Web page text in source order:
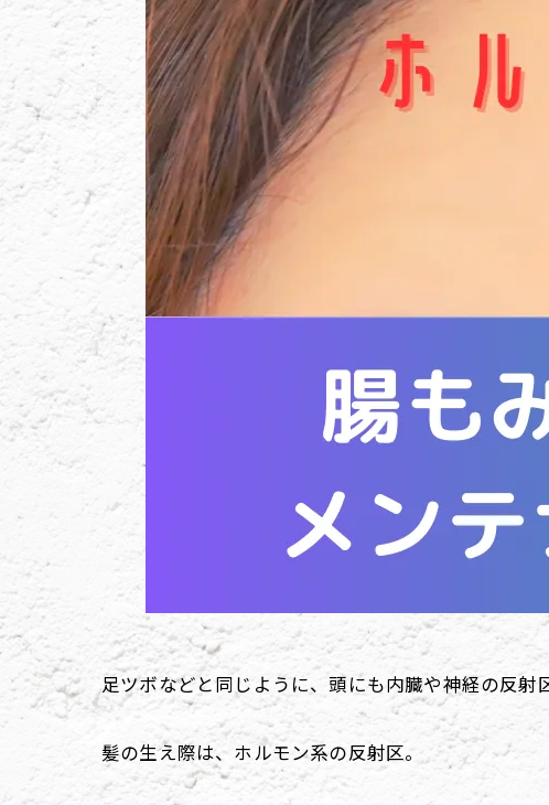
足ツボなどと同じように、頭にも内臓や神経の反射
髪の生え際は、ホルモン系の反射区。